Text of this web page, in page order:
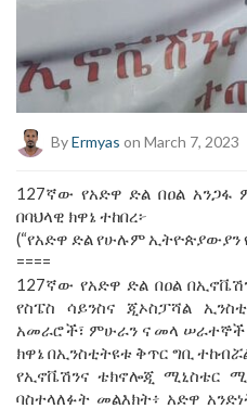
ByErmyas on March 7, 2023
127ኛው የአድዋ ድል በዐል አንጋፋ
በባህላዊ ክዋኔ ተከበረ፦
(“የአድዋ ድል የሁሉም ኢትዮጵያውያን
====
127ኛው የአድዋ ድል በዐል
የስፔስ ሳይንስና ጂኦስፓሻል
አመራሮች፣ ምሁራን ና መላ ሠራተኞች
ክዋኔ በኢንስቲትዩቱ ቅጥር ግቢ
የኢኖቬሽንና ቴክኖሎጂ ሚኒስቴር
ባስተላለፉት መልእክት፥ አድዋ